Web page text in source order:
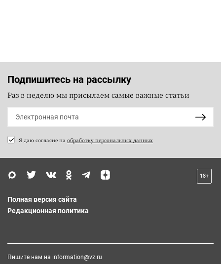
Подпишитесь на рассылку
Раз в неделю мы присылаем самые важные статьи
Я даю согласие на обработку персональных данных
18+
Полная версия сайта
Редакционная политика
Пишите нам на information@vz.ru